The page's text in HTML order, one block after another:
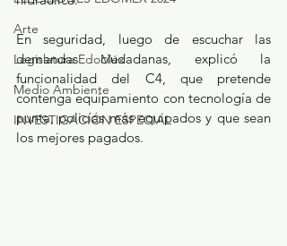
Arte
Legislatura EdoMéx
Medio Ambiente
INVESTIGACIÓN ESPECIAL
En seguridad, luego de escuchar las
demandas ciudadanas, explicó la
funcionalidad del C4, que pretende
contenga equipamiento con tecnología de
punta, policías más equipados y que sean
los mejores pagados.